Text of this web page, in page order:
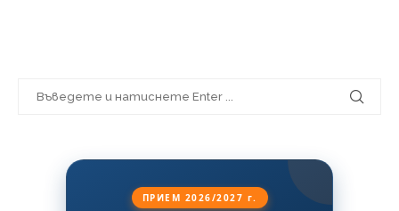
ПРИЕМ 2026/2027 г.